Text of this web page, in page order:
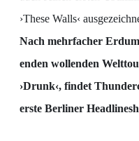
›These Walls‹
Nach mehrfacher
enden wollenden
›Drunk‹, findet
erste Berliner